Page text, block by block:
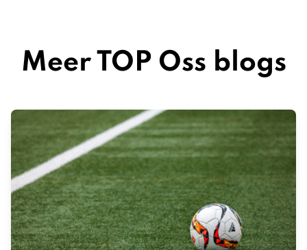
Meer TOP Oss blogs